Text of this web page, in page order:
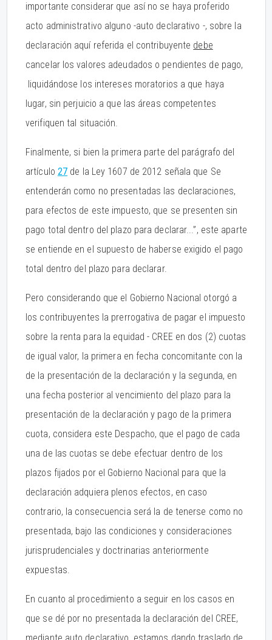
importante considerar que así no se haya proferido
acto administrativo alguno -auto declarativo -, sobre la
declaración aquí referida el contribuyente debe
cancelar los valores adeudados o pendientes de pago,
liquidándose los intereses moratorios a que haya
lugar, sin perjuicio a que las áreas competentes
verifiquen tal situación.
Finalmente, si bien la primera parte del parágrafo del
artículo 27 de la Ley 1607 de 2012 señala que Se
entenderán como no presentadas las declaraciones,
para efectos de este impuesto, que se presenten sin
pago total dentro del plazo para declarar...”, este aparte
se entiende en el supuesto de haberse exigido el pago
total dentro del plazo para declarar.
Pero considerando que el Gobierno Nacional otorgó a
los contribuyentes la prerrogativa de pagar el impuesto
sobre la renta para la equidad - CREE en dos (2) cuotas
de igual valor, la primera en fecha concomitante con la
de la presentación de la declaración y la segunda, en
una fecha posterior al vencimiento del plazo para la
presentación de la declaración y pago de la primera
cuota, considera este Despacho, que el pago de cada
una de las cuotas se debe efectuar dentro de los
plazos fijados por el Gobierno Nacional para que la
declaración adquiera plenos efectos, en caso
contrario, la consecuencia será la de tenerse como no
presentada, bajo las condiciones y consideraciones
jurisprudenciales y doctrinarias anteriormente
expuestas.
En cuanto al procedimiento a seguir en los casos en
que se dé por no presentada la declaración del CREE,